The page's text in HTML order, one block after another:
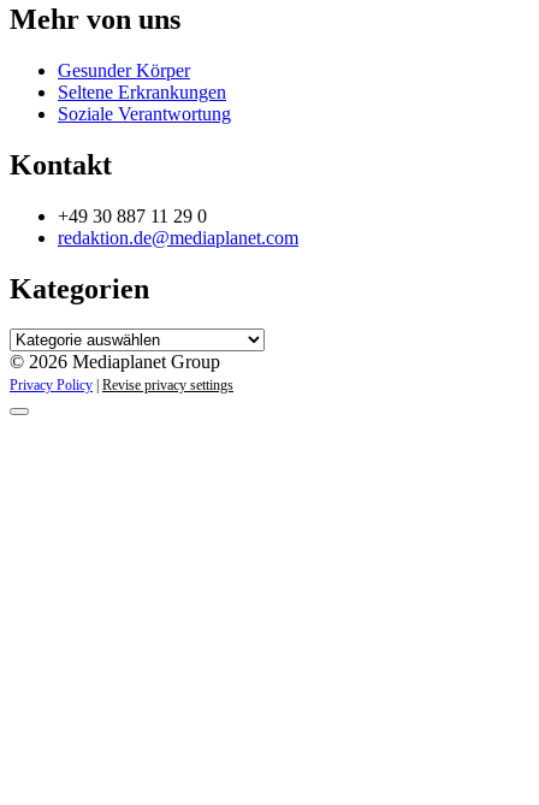
Mehr von uns
Gesunder Körper
Seltene Erkrankungen
Soziale Verantwortung
Kontakt
+49 30 887 11 29 0
redaktion.de@mediaplanet.com
Kategorien
Kategorien
© 2026 Mediaplanet Group
Privacy Policy Revise privacy settings